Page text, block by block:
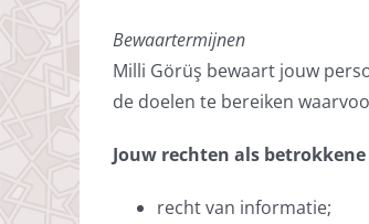
Bewaartermijnen
Milli Görüş bewaart jouw
de doelen te bereiken
Jouw rechten als
recht van informatie;